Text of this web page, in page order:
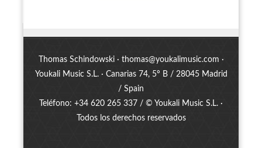
Thomas Schindowski · thomas@youkalimusic.com ·
Youkali Music S.L. · Canarias 74, 5º B / 28045 Madrid
/ Spain
Teléfono: +34 620 265 337 / © Youkali Music S.L. ·
Todos los derechos reservados